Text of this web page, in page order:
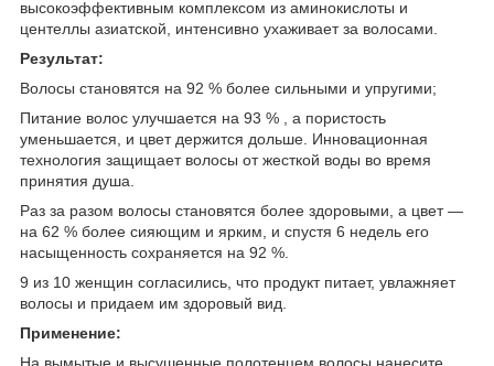
высокоэффективным комплексом из аминокислоты и
центеллы азиатской, интенсивно ухаживает за волосами.
Результат:
Волосы становятся на 92 % более сильными и упругими;
Питание волос улучшается на 93 % , а пористость
уменьшается, и цвет держится дольше. Инновационная
технология защищает волосы от жесткой воды во время
принятия душа.
Раз за разом волосы становятся более здоровыми, а цвет —
на 62 % более сияющим и ярким, и спустя 6 недель его
насыщенность сохраняется на 92 %.
9 из 10 женщин согласились, что продукт питает, увлажняет
волосы и придаем им здоровый вид.
Применение:
На вымытые и высушенные полотенцем волосы нанесите